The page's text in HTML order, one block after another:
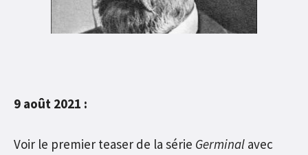
9 août 2021 :
Voir le premier teaser de la série Germinal avec